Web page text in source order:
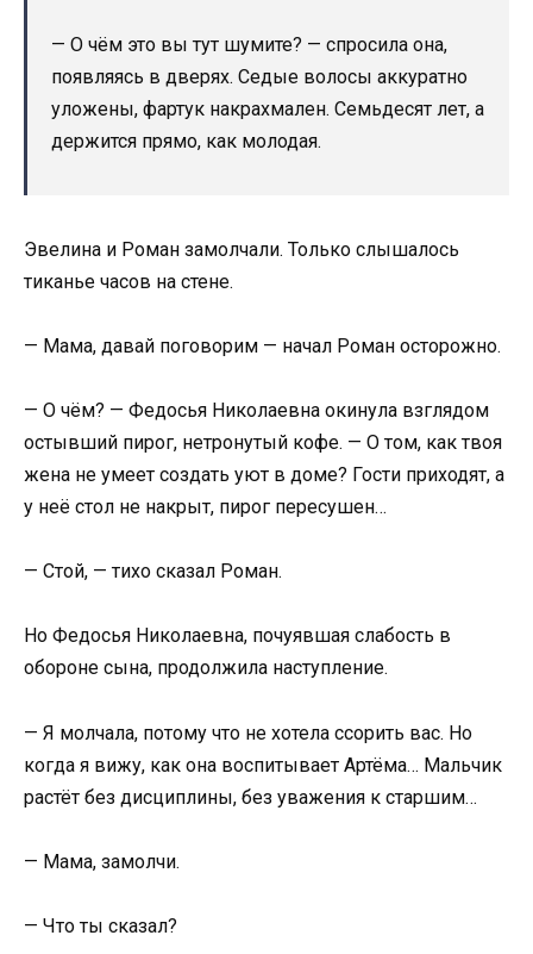
— О чём это вы тут шумите? — спросила она,
появляясь в дверях. Седые волосы аккуратно
уложены, фартук накрахмален. Семьдесят лет, а
держится прямо, как молодая.
Эвелина и Роман замолчали. Только слышалось
тиканье часов на стене.
— Мама, давай поговорим — начал Роман осторожно.
— О чём? — Федосья Николаевна окинула взглядом
остывший пирог, нетронутый кофе. — О том, как твоя
жена не умеет создать уют в доме? Гости приходят, а
у неё стол не накрыт, пирог пересушен…
— Стой, — тихо сказал Роман.
Но Федосья Николаевна, почуявшая слабость в
обороне сына, продолжила наступление.
— Я молчала, потому что не хотела ссорить вас. Но
когда я вижу, как она воспитывает Артёма… Мальчик
растёт без дисциплины, без уважения к старшим…
— Мама, замолчи.
— Что ты сказал?